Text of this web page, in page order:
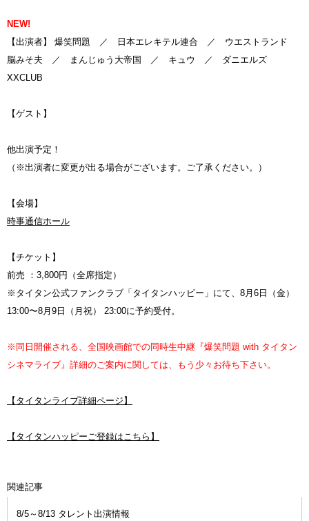
NEW!
【出演者】 爆笑問題 ／ 日本エレキテル連合 ／ ウエストランド
脳みそ夫 ／ まんじゅう大帝国 ／ キュウ ／ ダニエルズ
XXCLUB
【ゲスト】
他出演予定！
（※出演者に変更が出る場合がございます。ご了承ください。）
【会場】
時事通信ホール
【チケット】
前売 ：3,800円（全席指定）
※タイタン公式ファンクラブ「タイタンハッピー」にて、8月6日（金）
13:00〜8月9日（月祝） 23:00に予約受付。
※同日開催される、全国映画館での同時生中継『爆笑問題 with タイタン
シネマライブ』詳細のご案内に関しては、もう少々お待ち下さい。
【タイタンライブ詳細ページ】
【タイタンハッピーご登録はこちら】
関連記事
8/5～8/13 タレント出演情報